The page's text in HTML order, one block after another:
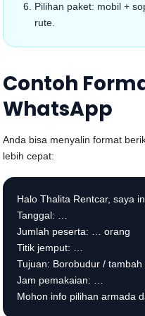
Pilihan paket: mobil +
rute.
Contoh
WhatsApp
Anda bisa menyalin format
lebih cepat:
Halo Thalita Rentcar, saya
Tanggal: …
Jumlah peserta: … orang
Titik jemput: …
Tujuan: Borobudur / tambah
Jam pemakaian: …
Mohon info pilihan armada